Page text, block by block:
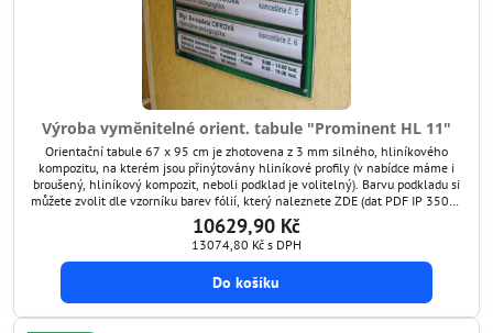
Výroba vyměnitelné orient. tabule "Prominent HL 11"
Orientační tabule 67 x 95 cm je zhotovena z 3 mm silného, hliníkového
kompozitu, na kterém jsou přinýtovány hliníkové profily (v nabídce máme i
broušený, hliníkový kompozit, neboli podklad je volitelný). Barvu podkladu si
můžete zvolit dle vzorníku barev fólií, který naleznete ZDE (dat PDF IP 3500).
Do jednotlivých profilů se vkládají požadované informace - štítky. Následně se
tyto štítky...
10629,90 Kč
13074,80 Kč s DPH
Do košíku